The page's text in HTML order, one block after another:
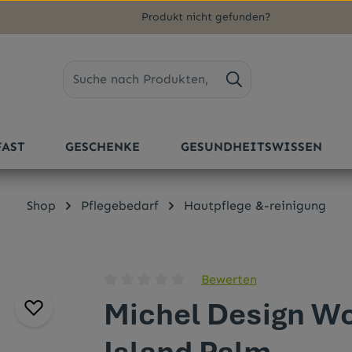
Produkt nicht gefunden?
GESCHENKE GESUNDHEITSWISSEN
Shop Pflegebedarf Hautpflege &-reinigung
Bewerten
Michel Design